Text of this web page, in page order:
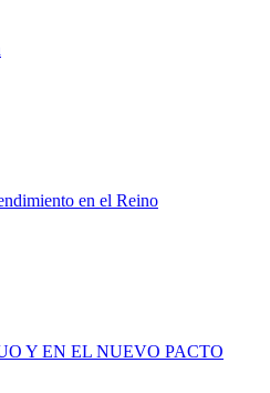
en el Reino
Y EN EL NUEVO PACTO